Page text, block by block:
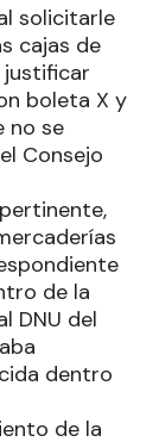
solicitarle
cajas de
justificar
boleta X y
no se
Consejo
de la
DNU del
dentro
de la